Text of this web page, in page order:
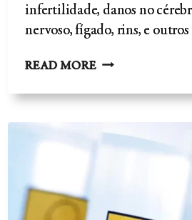
infertilidade, danos no
nervoso, fígado, rins, e outros
READ MOREPESTICIDAS,
E